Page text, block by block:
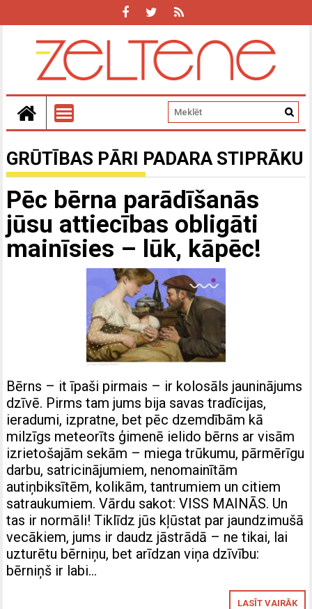
GRŪTĪBAS PĀRI PADARA STIPRĀKU
Pēc bērna parādīšanās
jūsu attiecības obligāti
mainīsies – lūk, kāpēc!
Bērns – it īpaši pirmais – ir kolosāls jauninājums
dzīvē. Pirms tam jums bija savas tradīcijas,
ieradumi, izpratne, bet pēc dzemdībām kā
milzīgs meteorīts ģimenē ielido bērns ar visām
izrietošajām sekām – miega trūkumu, pārmērīgu
darbu, satricinājumiem, nenomainītām
autiņbiksītēm, kolikām, tantrumiem un citiem
satraukumiem. Vārdu sakot: VISS MAINĀS. Un
tas ir normāli! Tiklīdz jūs kļūstat par jaundzimušā
vecākiem, jums ir daudz jāstrādā – ne tikai, lai
uzturētu bērniņu, bet arīdzan viņa dzīvību:
bērniņš ir labi…
LASĪT VAIRĀK